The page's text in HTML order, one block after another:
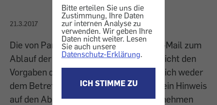
Bitte erteilen Sie uns die
Zustimmung, Ihre Daten
zur internen Analyse zu
verwenden. Wir geben Ihre
Daten nicht weiter. Lesen
Sie auch unsere
Datenschutz-Erklärung.
ICH STIMME ZU
21.3.2017
Die von Parship versandte Erinnerungs-Mail zum
Ablauf der Kündigungsfrist entspricht nicht den
Vorgaben des § 6 Abs 1 Z 2 KSchG, da sich weder
dem Betreff noch dem Text der E-Mail ein Hinweis
auf den Ablauf der Kündigungsfrist entnehmen